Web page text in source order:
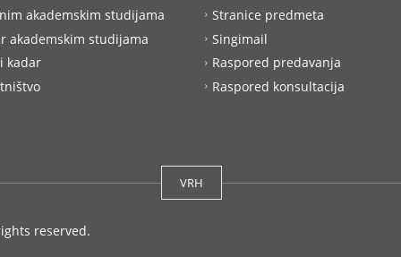
akademskim studijama
akademskim studijama
kadar
Stranice predmeta
Singimail
Raspored predavanja
Raspored konsultacija
VRH
reserved.